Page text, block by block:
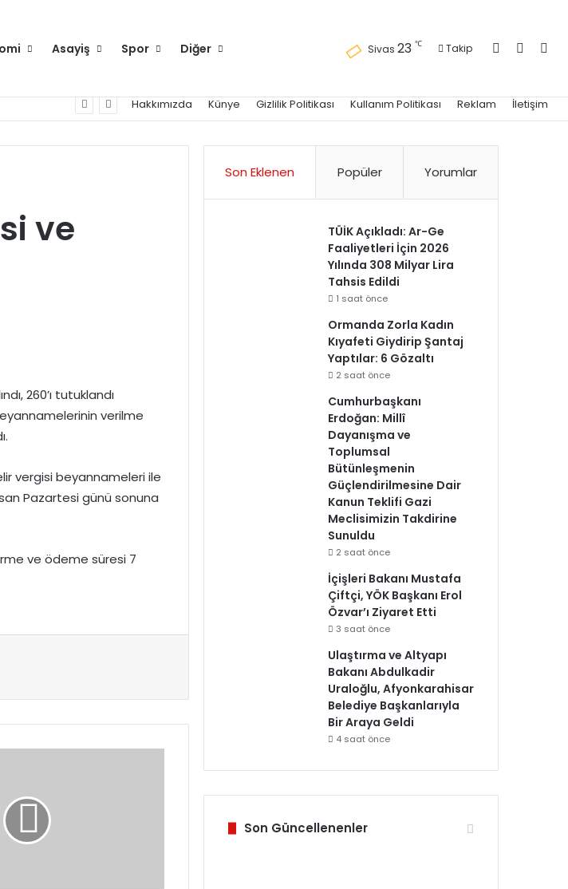
Asayiş Spor Diğer Sivas 23 ℃ Takip Kayıt Ol
Hakkımızda Künye Gizlilik Politikası Kullanım Politikası Reklam İletişim
ve
260’ı tutuklandı
verilme
vergisi beyannameleri ile
Pazartesi günü sonuna
ve ödeme süresi 7
Son Eklenen Popüler Yorumlar
TÜİK Açıkladı: Ar-Ge
Faaliyetleri İçin 2026
Yılında 308 Milyar Lira
Tahsis Edildi
1 saat önce
Ormanda Zorla Kadın
Kıyafeti Giydirip Şantaj
Yaptılar: 6 Gözaltı
2 saat önce
Cumhurbaşkanı
Erdoğan: Millî
Dayanışma ve
Toplumsal
Bütünleşmenin
Güçlendirilmesine Dair
Kanun Teklifi Gazi
Meclisimizin Takdirine
Sunuldu
2 saat önce
İçişleri Bakanı Mustafa
Çiftçi, YÖK Başkanı Erol
Özvar’ı Ziyaret Etti
3 saat önce
Ulaştırma ve Altyapı
Bakanı Abdulkadir
Uraloğlu, Afyonkarahisar
Belediye Başkanlarıyla
Bir Araya Geldi
4 saat önce
Son Güncellenenler